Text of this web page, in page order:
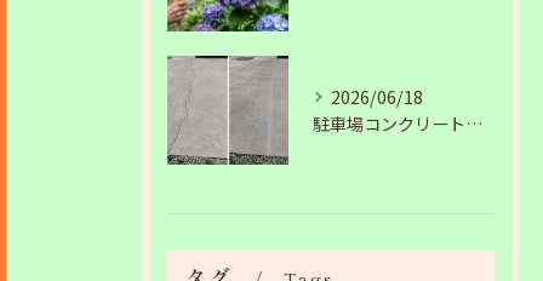
2026/06/18
駐車場コンクリートのひび割れは放置NG？原因と補修工事の施工事例を紹介